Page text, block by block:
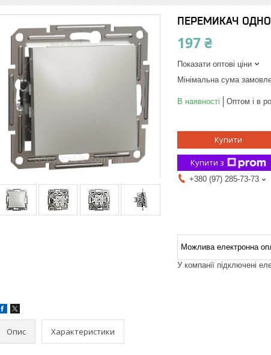
ПЕРЕМИКАЧ
197 ₴
Показати оптові ціни
Мінімальна сума
В наявності Оптом і в
Купити
Купити з
+380 (97) 285-73-73
У компанії підключені
Опис Характеристики